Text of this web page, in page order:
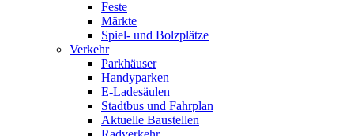
Feste
Märkte
Spiel- und Bolzplätze
Verkehr
Parkhäuser
Handyparken
E-Ladesäulen
Stadtbus und Fahrplan
Aktuelle Baustellen